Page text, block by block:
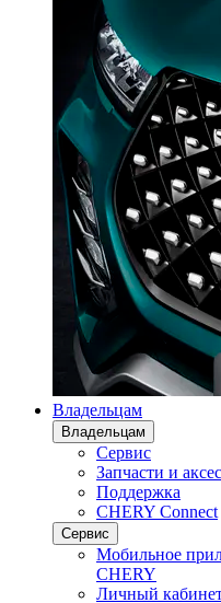
Владельцам
Владельцам
Сервис
Запчасти и
Поддержка
CHERY Connect
Сервис
Мобильное
CHERY
Личный